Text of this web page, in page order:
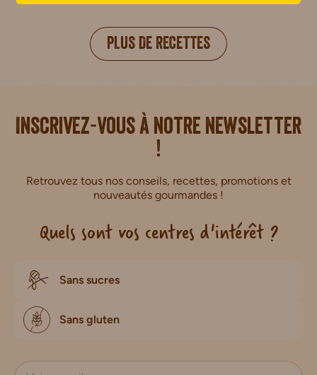
PLUS DE RECETTES
Inscrivez-vous à notre newsletter
!
Retrouvez tous nos conseils, recettes, promotions et
nouveautés gourmandes !
Quels sont vos centres d'intérêt ?
Sans sucres
Sans gluten